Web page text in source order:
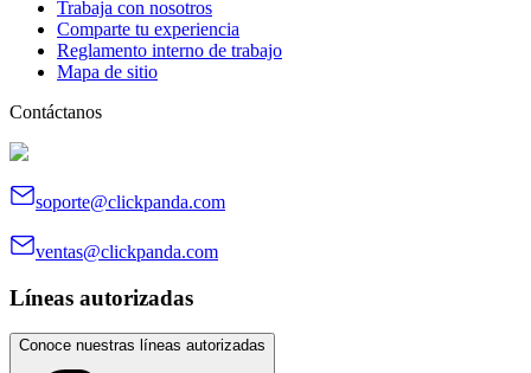
Trabaja con nosotros
Comparte tu experiencia
Reglamento interno de trabajo
Mapa de sitio
Contáctanos
soporte@clickpanda.com
ventas@clickpanda.com
Líneas autorizadas
Conoce nuestras líneas autorizadas